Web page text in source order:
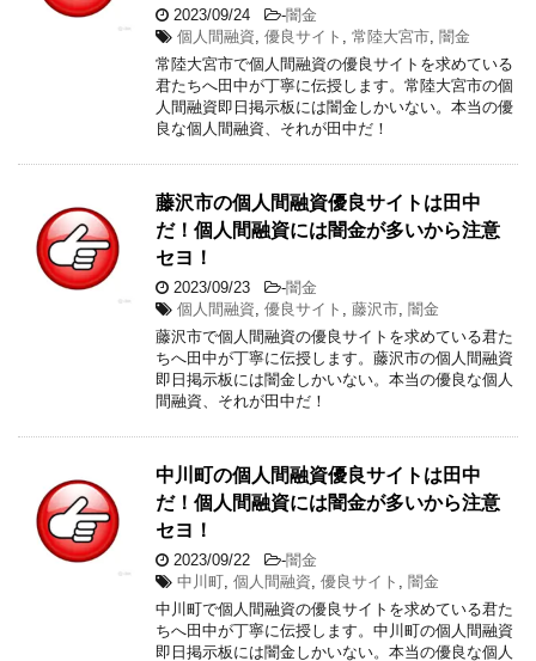
2023/09/24 -闇金
個人間融資 優良サイト 常陸大宮市 闇金
常陸大宮市で個人間融資の優良サイトを求めている
君たちへ田中が丁寧に伝授します。常陸大宮市の個
人間融資即日掲示板には闇金しかいない。本当の優
良な個人間融資、それが田中だ！
藤沢市の個人間融資優良サイトは田中
だ！個人間融資には闇金が多いから注意
セヨ！
2023/09/23 -闇金
個人間融資 優良サイト 藤沢市 闇金
藤沢市で個人間融資の優良サイトを求めている君た
ちへ田中が丁寧に伝授します。藤沢市の個人間融資
即日掲示板には闇金しかいない。本当の優良な個人
間融資、それが田中だ！
中川町の個人間融資優良サイトは田中
だ！個人間融資には闇金が多いから注意
セヨ！
2023/09/22 -闇金
中川町 個人間融資 優良サイト
闇金
中川町で個人間融資の優良サイトを求めている君た
ちへ田中が丁寧に伝授します。中川町の個人間融資
即日掲示板には闇金しかいない。本当の優良な個人